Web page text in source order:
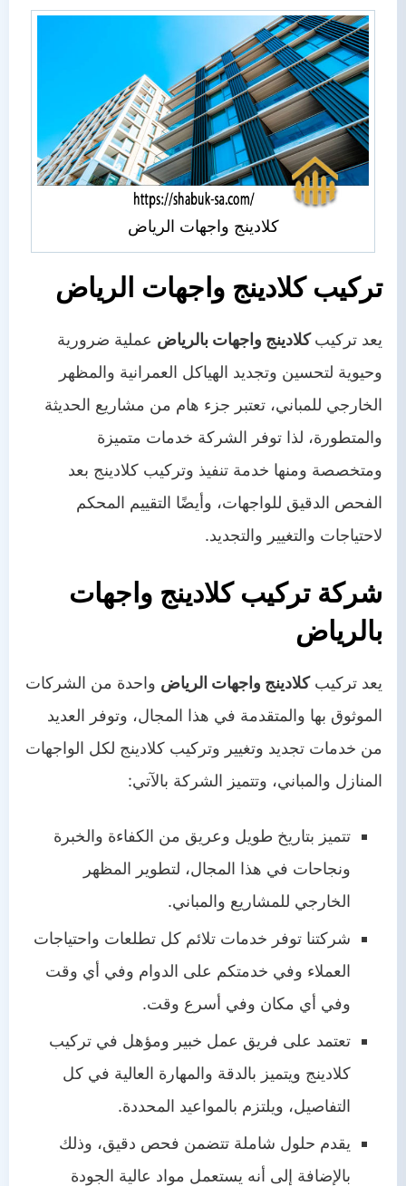
كلادينج واجهات الرياض
تركيب كلادينج واجهات الرياض
يعد تركيبكلادينج واجهات بالرياض عملية ضرورية
وحيوية لتحسين وتجديد الهياكل العمرانية والمظهر
الخارجي للمباني، تعتبر جزء هام من مشاريع الحديثة
والمتطورة، لذا توفر الشركة خدمات متميزة
ومتخصصة ومنها خدمة تنفيذ وتركيب كلادينج بعد
الفحص الدقيق للواجهات، وأيضًا التقييم المحكم
لاحتياجات والتغيير والتجديد.
شركة تركيب كلادينج واجهات
بالرياض
يعد تركيبكلادينج واجهات الرياض واحدة من الشركات
الموثوق بها والمتقدمة في هذا المجال، وتوفر العديد
من خدمات تجديد وتغيير وتركيب كلادينج لكل الواجهات
المنازل والمباني، وتتميز الشركة بالآتي:
تتميز بتاريخ طويل وعريق من الكفاءة والخبرة
ونجاحات في هذا المجال، لتطوير المظهر
الخارجي للمشاريع والمباني.
شركتنا توفر خدمات تلائم كل تطلعات واحتياجات
العملاء وفي خدمتكم على الدوام وفي أي وقت
وفي أي مكان وفي أسرع وقت.
تعتمد على فريق عمل خبير ومؤهل في تركيب
كلادينج ويتميز بالدقة والمهارة العالية في كل
التفاصيل، ويلتزم بالمواعيد المحددة.
يقدم حلول شاملة تتضمن فحص دقيق، وذلك
بالإضافة إلى أنه يستعمل مواد عالية الجودة